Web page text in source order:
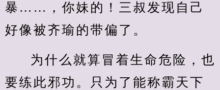
暴……，你妹的！三叔发现自己
好像被齐瑜的带偏了。
为什么就算冒着生命危险，也
要练此邪功。只为了能称霸天下